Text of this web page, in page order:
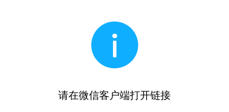
请在微信客户端打开链接